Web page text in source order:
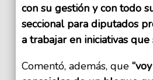
con su gestión y con todo
seccional para diputados
a trabajar en iniciativas que
Comentó, además, que